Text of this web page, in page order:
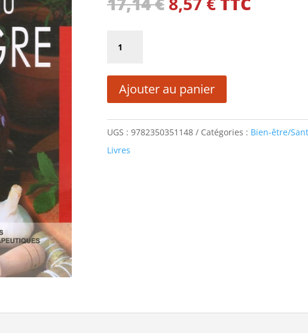
17,14 €.8,57 €.
VERTUS
SECRETS
SAVEURS
DU
Ajouter au panier
UGS : 9782350351148 Catégories : Bien-être/
Livres